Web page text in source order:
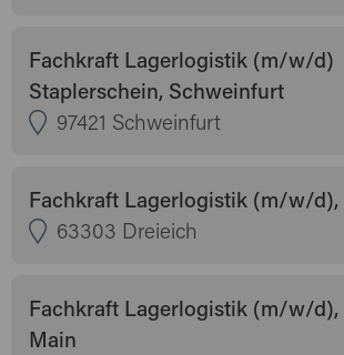
Fachkraft Lagerlogistik (m/w/d)
Staplerschein, Schweinfurt
97421 Schweinfurt
Fachkraft Lagerlogistik (m/w/d),
63303 Dreieich
Fachkraft Lagerlogistik (m/w/d),
Main